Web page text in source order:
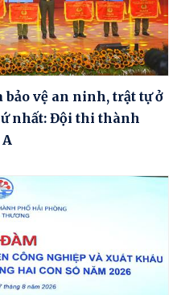
vệ an ninh, trật tự ở
nhất: Đội thi thành